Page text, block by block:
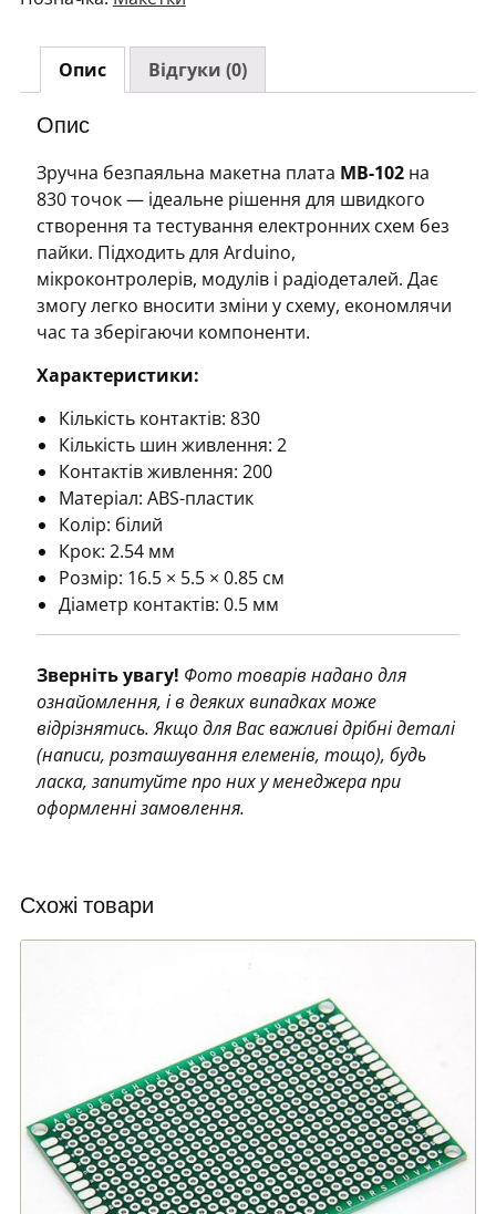
точок
кількість
Опис Відгуки (0)
Опис
Зручна безпаяльна макетна плата MB-102на
830 точок — ідеальне рішення для швидкого
створення та тестування електронних схем без
пайки. Підходить для Arduino,
мікроконтролерів, модулів і радіодеталей. Дає
змогу легко вносити зміни у схему, економлячи
час та зберігаючи компоненти.
Характеристики:
Кількість контактів: 830
Кількість шин живлення: 2
Контактів живлення: 200
Матеріал: ABS-пластик
Колір: білий
Крок: 2.54 мм
Розмір: 16.5 × 5.5 × 0.85 см
Діаметр контактів: 0.5 мм
Зверніть увагу! Фото товарів надано для
ознайомлення, і в деяких випадках може
відрізнятись. Якщо для Вас важливі дрібні деталі
(написи, розташування елеменів, тощо), будь
ласка, запитуйте про них у менеджера при
оформленні замовлення.
Схожі товари